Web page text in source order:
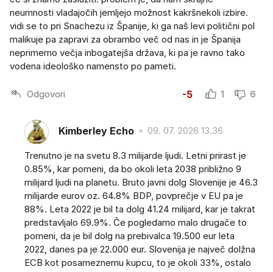
neumnosti vladajočih jemljejo možnost kakršnekoli izbire.
vidi se to pri Snachezu iz Španije, ki ga naš levi politični pol
malikuje pa zapravi za obrambo več od nas in je Španija
neprimerno večja inbogatejša država, ki pa je ravno tako
vodena ideološko namensto po pameti.
Odgovori -5 1 6
Kimberley Echo 09. 07. 2026 13.36
Trenutno je na svetu 8.3 milijarde ljudi. Letni prirast je
0.85%, kar pomeni, da bo okoli leta 2038 približno 9
milijard ljudi na planetu. Bruto javni dolg Slovenije je 46.3
milijarde eurov oz. 64.8% BDP, povprečje v EU pa je
88%. Leta 2022 je bil ta dolg 41.24 milijard, kar je takrat
predstavljalo 69.9%. Če pogledamo malo drugače to
pomeni, da je bil dolg na prebivalca 19.500 eur leta
2022, danes pa je 22.000 eur. Slovenija je največ dolžna
ECB kot posameznemu kupcu, to je okoli 33%, ostalo